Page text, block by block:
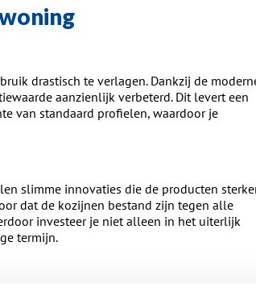
drastisch te verlagen. Dankzij de
aanzienlijk verbeterd. Dit levert een
van standaard profielen, waardoor je
slimme innovaties die de producten
dat de kozijnen bestand zijn tegen alle
investeer je niet alleen in het uiterlijk
termijn.